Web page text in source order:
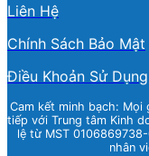
Liên Hệ
Chính Sách Bảo Mật
Điều Khoản Sử Dụng
Cam kết minh bạch:
tiếp với Trung tâm Kinh
lệ từ MST
nhân